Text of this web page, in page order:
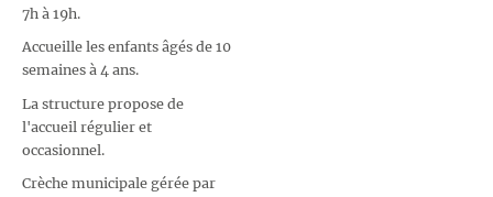
7h à 19h.
Accueille les enfants âgés de 10
semaines à 4 ans.
La structure propose de
l'accueil régulier et
occasionnel.
Crèche municipale gérée par